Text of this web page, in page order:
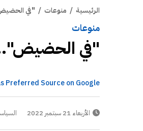
الرئيسية / منوعات / "في
منوعات
"في الحضيض"...
Preferred Source on Google
الأربعاء 21 سبتمبر 2022